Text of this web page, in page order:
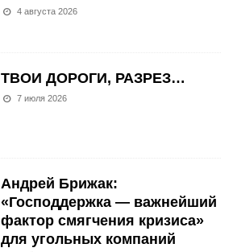
4 августа 2026
ТВОИ ДОРОГИ, РАЗРЕЗ…
7 июля 2026
Андрей Брижак:
«Господдержка — важнейший
фактор смягчения кризиса»
для угольных компаний